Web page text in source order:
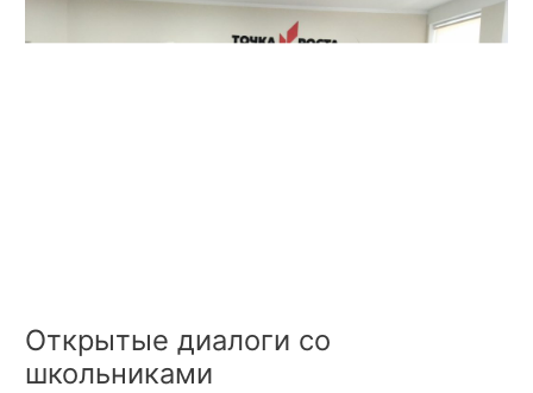
Открытые диалоги со
школьниками